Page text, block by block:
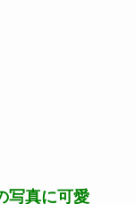
写真に可愛